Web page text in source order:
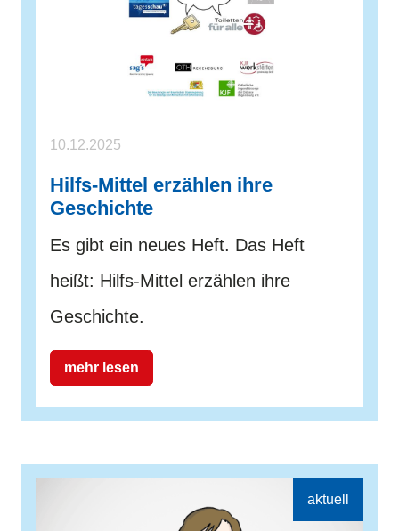
10.12.2025
Hilfs-Mittel erzählen ihre
Geschichte
Es gibt ein neues Heft. Das Heft
heißt: Hilfs-Mittel erzählen ihre
Geschichte.
mehr lesen